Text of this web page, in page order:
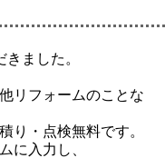
ました。
リフォームのことな
り・点検無料です。
に入力し、